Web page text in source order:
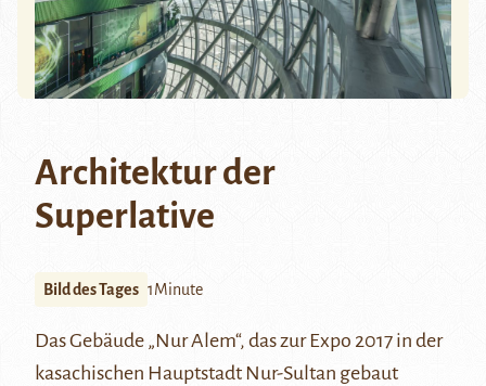
Architektur der
Superlative
Bild des Tages 1Minute
Das Gebäude „Nur Alem“, das zur Expo 2017 in der
kasachischen Hauptstadt Nur-Sultan gebaut